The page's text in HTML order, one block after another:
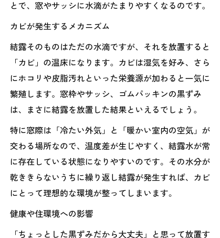
とで、窓やサッシに水滴がたまりやすくなるのです。
カビが発生するメカニズム
結露そのものはただの水滴ですが、それを放置すると
「カビ」の温床になります。カビは湿気を好み、さら
にホコリや皮脂汚れといった栄養源が加わると一気に
繁殖します。窓枠やサッシ、ゴムパッキンの黒ずみ
は、まさに結露を放置した結果といえるでしょう。
特に窓際は「冷たい外気」と「暖かい室内の空気」が
交わる場所なので、温度差が生じやすく、結露水が常
に存在している状態になりやすいのです。その水分が
乾ききらないうちに繰り返し結露が発生すれば、カビ
にとって理想的な環境が整ってしまいます。
健康や住環境への影響
「ちょっとした黒ずみだから大丈夫」と思って放置す